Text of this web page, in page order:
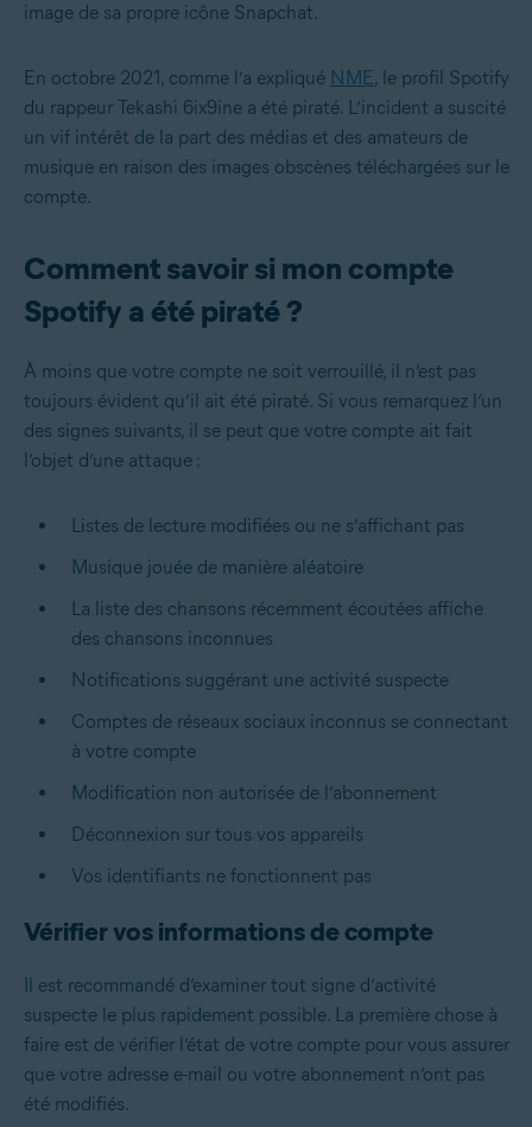
image de sa propre icône Snapchat.
En octobre 2021, comme l’a expliqué NME, le profil Spotify
du rappeur Tekashi 6ix9ine a été piraté. L’incident a suscité
un vif intérêt de la part des médias et des amateurs de
musique en raison des images obscènes téléchargées sur le
compte.
Comment savoir si mon compte
Spotify a été piraté ?
À moins que votre compte ne soit verrouillé, il n’est pas
toujours évident qu’il ait été piraté. Si vous remarquez l’un
des signes suivants, il se peut que votre compte ait fait
l’objet d’une attaque :
Listes de lecture modifiées ou ne s’affichant pas
Musique jouée de manière aléatoire
La liste des chansons récemment écoutées affiche
des chansons inconnues
Notifications suggérant une activité suspecte
Comptes de réseaux sociaux inconnus se connectant
à votre compte
Modification non autorisée de l’abonnement
Déconnexion sur tous vos appareils
Vos identifiants ne fonctionnent pas
Vérifier vos informations de compte
Il est recommandé d’examiner tout signe d’activité
suspecte le plus rapidement possible. La première chose à
faire est de vérifier l’état de votre compte pour vous assurer
que votre adresse e-mail ou votre abonnement n’ont pas
été modifiés.